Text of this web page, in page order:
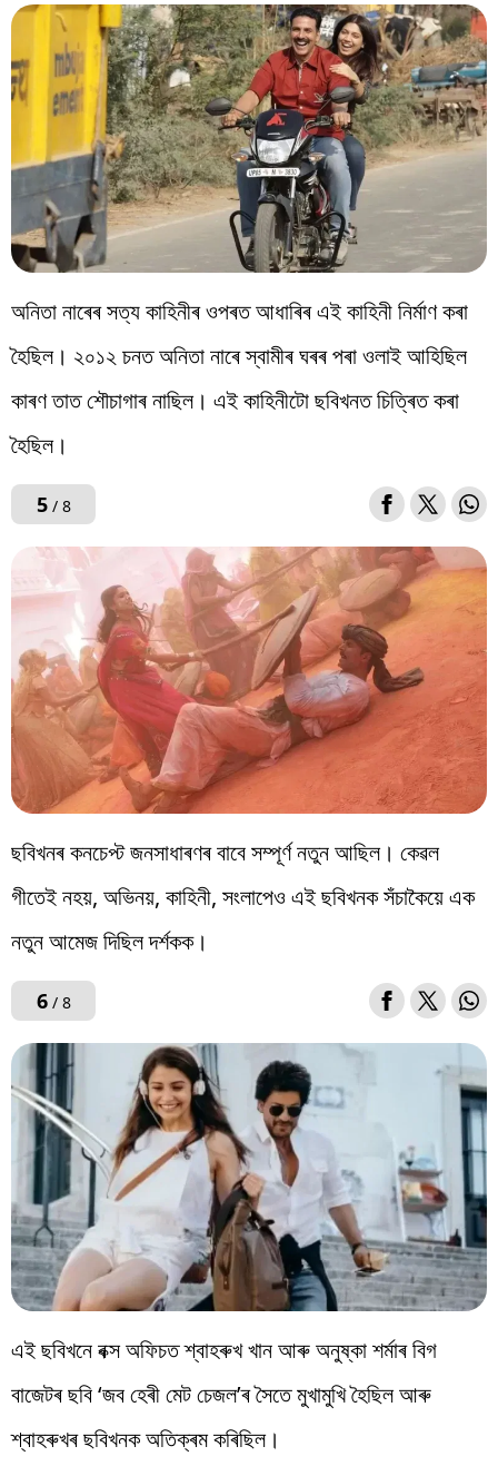
অনিতা নাৰেৰ সত্য কাহিনীৰ ওপৰত আধাৰিৰ এই কাহিনী নিৰ্মাণ কৰা
হৈছিল। ২০১২ চনত অনিতা নাৰে স্বামীৰ ঘৰৰ পৰা ওলাই আহিছিল
কাৰণ তাত শৌচাগাৰ নাছিল। এই কাহিনীটো ছবিখনত চিত্ৰিত কৰা
হৈছিল।
5/ 8
ছবিখনৰ কনচেপ্ট জনসাধাৰণৰ বাবে সম্পূৰ্ণ নতুন আছিল। কেৱল
গীতেই নহয়, অভিনয়, কাহিনী, সংলাপেও এই ছবিখনক সঁচাকৈয়ে এক
নতুন আমেজ দিছিল দৰ্শকক।
6/ 8
এই ছবিখনে বক্স অফিচত শ্বাহৰুখ খান আৰু অনুষ্কা শৰ্মাৰ বিগ
বাজেটৰ ছবি ‘জব হেৰী মেট চেজল’ৰ সৈতে মুখামুখি হৈছিল আৰু
শ্বাহৰুখৰ ছবিখনক অতিক্ৰম কৰিছিল।